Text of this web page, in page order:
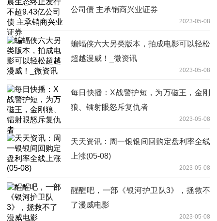
公司债 主承销商兴业证券
2023-05-08
蝙蝠侠六大另类版本，拍成电影可以轻松
超越漫威！_微资讯
2023-05-08
每日快播：X战警护短，为万磁王，金刚
狼、镭射眼怒斥复仇者
2023-05-08
天天资讯：周一银银间回购定盘利率全线
上涨(05-08)
2023-05-08
醒醒吧，一部《银河护卫队3》，拯救不
了漫威电影
2023-05-08